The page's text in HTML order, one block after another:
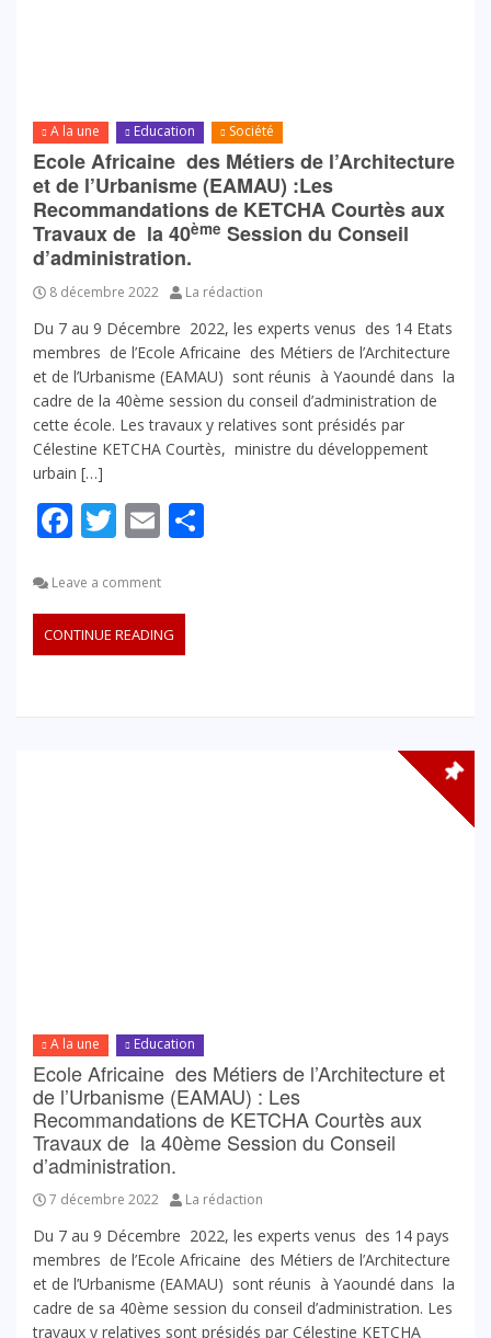
A la une Education Société
Ecole Africaine des Métiers de l’Architecture
et de l’Urbanisme (EAMAU) :Les
Recommandations de KETCHA Courtès aux
Travaux de la 40ème Session du Conseil
d’administration.
8 décembre 2022 La rédaction
Du 7 au 9 Décembre 2022, les experts venus des 14 Etats
membres de l’Ecole Africaine des Métiers de l’Architecture
et de l’Urbanisme (EAMAU) sont réunis à Yaoundé dans la
cadre de la 40ème session du conseil d’administration de
cette école. Les travaux y relatives sont présidés par
Célestine KETCHA Courtès, ministre du développement
urbain […]
Facebook
Twitter
Email
Leave a comment
CONTINUE READING
A la une Education
Ecole Africaine des Métiers de l’Architecture et
de l’Urbanisme (EAMAU) : Les
Recommandations de KETCHA Courtès aux
Travaux de la 40ème Session du Conseil
d’administration.
7 décembre 2022 La rédaction
Du 7 au 9 Décembre 2022, les experts venus des 14 pays
membres de l’Ecole Africaine des Métiers de l’Architecture
et de l’Urbanisme (EAMAU) sont réunis à Yaoundé dans la
cadre de sa 40ème session du conseil d’administration. Les
travaux y relatives sont présidés par Célestine KETCHA